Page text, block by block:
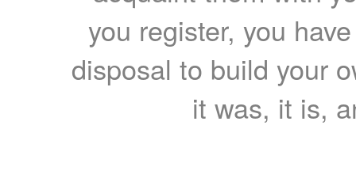
you register, you
disposal to build your
it was, it is,